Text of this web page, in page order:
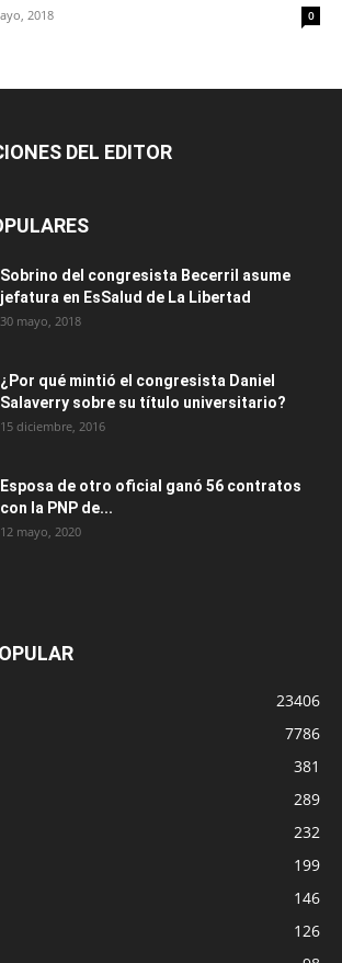
2018 0
DEL EDITOR
Sobrino del congresista Becerril asume
jefatura en EsSalud de La Libertad
30 mayo, 2018
¿Por qué mintió el congresista Daniel
Salaverry sobre su título universitario?
15 diciembre, 2016
Esposa de otro oficial ganó 56 contratos
con la PNP de...
12 mayo, 2020
23406
7786
381
289
232
199
146
126